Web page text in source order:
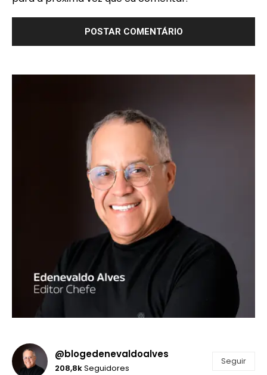
@blogedenevaldoalves
208,8kSeguidores
Seguir